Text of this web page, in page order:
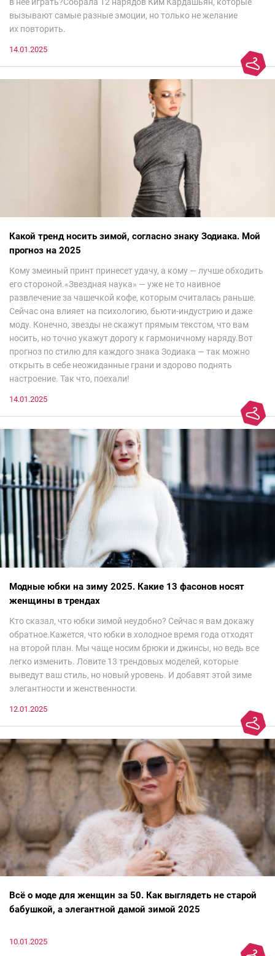
вызывают самые разные эмоции, но только не желание
их повторить.
14.01.2025
Какой тренд носить зимой, согласно знаку Зодиака. Мой
прогноз на 2025
Кому змеиный принт принесет удачу, а кому — лучше обходить
его стороной.«Звездная наука» — уже не то наивное
развлечение за чашечкой кофе, которым считалась раньше.
Сейчас она влияет на психологию, бьюти-индустрию и даже
моду. Конечно, звезды не скажут прямым текстом, что вам
носить, но точно укажут дорогу к гармоничному наряду.Вот
прогноз по стилю для каждого знака Зодиака — так можно
открыть в себе неожиданные грани и здорово поднять
настроение. Так что, поехали!
14.01.2025
Модные юбки на зиму 2025. Какие 13 фасонов носят
женщины в трендах
Кто сказал, что юбки зимой неудобно? Сейчас я вам докажу
обратное.Кажется, что юбки в холодное время года отходят
на второй план. Мы чаще носим брюки и джинсы, но ведь все
легко изменить. Ловите 13 трендовых моделей, которые
выведут ваш стиль, но новый уровень. И добавят этой зиме
элегантности и женственности.
12.01.2025
Всё о моде для женщин за 50. Как выглядеть не старой
бабушкой, а элегантной дамой зимой 2025
10.01.2025